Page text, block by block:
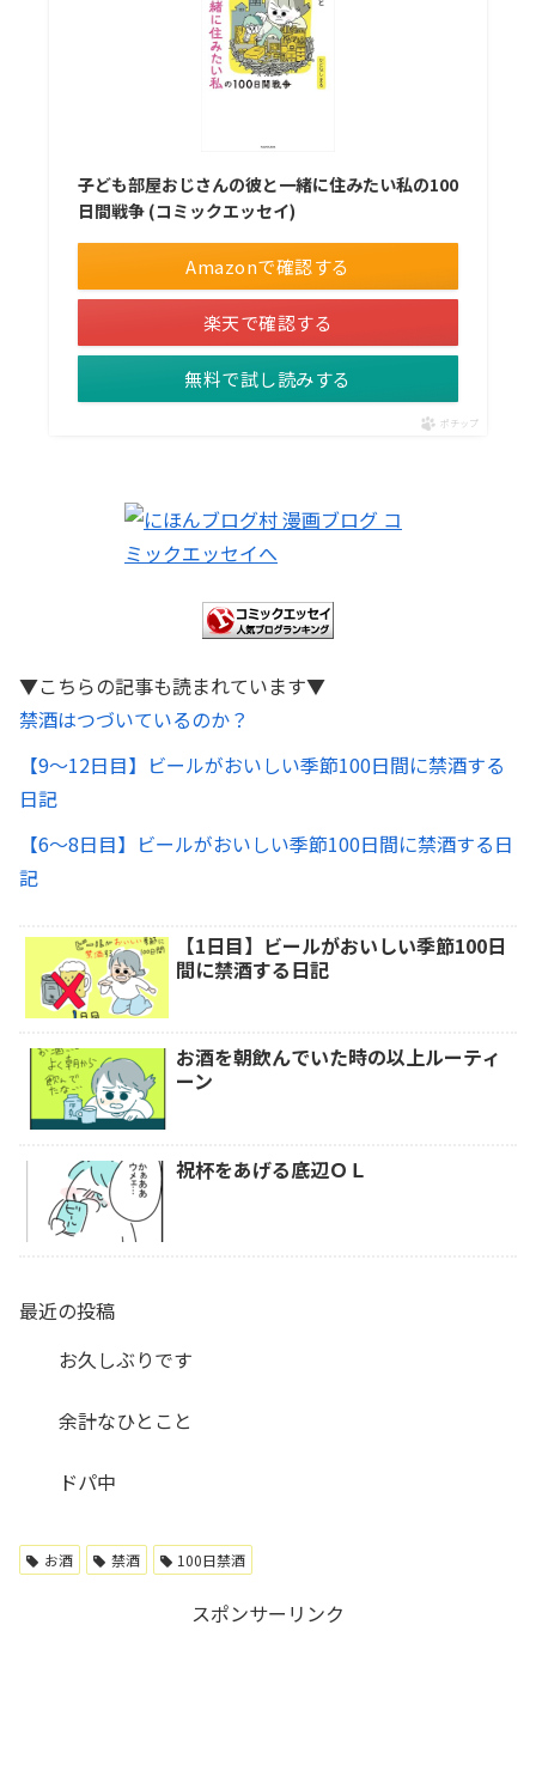
子ども部屋おじさんの彼と一緒に住みたい私の100
日間戦争 (コミックエッセイ)
Amazonで確認する
楽天で確認する
無料で試し読みする
ポチップ
▼こちらの記事も読まれています▼
禁酒はつづいているのか？
【9～12日目】ビールがおいしい季節100日間に禁酒する
日記
【6～8日目】ビールがおいしい季節100日間に禁酒する日
記
【1日目】ビールがおいしい季節100日
間に禁酒する日記
お酒を朝飲んでいた時の以上ルーティ
ーン
祝杯をあげる底辺ＯＬ
最近の投稿
お久しぶりです
余計なひとこと
ドパ中
お酒 禁酒 100日禁酒
スポンサーリンク